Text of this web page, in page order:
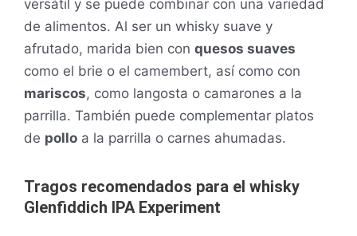
versátil y se puede combinar con una variedad
de alimentos. Al ser un whisky suave y
afrutado, marida bien con quesos suaves
como el brie o el camembert, así como con
mariscos, como langosta o camarones a la
parrilla. También puede complementar platos
de pollo a la parrilla o carnes ahumadas.
Tragos recomendados para el whisky
Glenfiddich IPA Experiment